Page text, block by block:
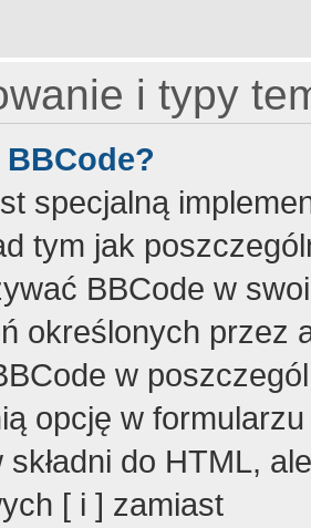
i typy
specjalną
tym jak
BBCode w
określonych przez
w
opcję w
składni do HTML,
[ i ] zamiast